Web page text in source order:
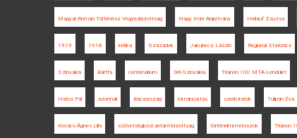
Magyar-Román Történész Vegyesbizottság Nagy Imre Alapítvány Heilauf Zsuzsa
1919 1918 kritika Századok Jakubecz László Regional Statistics
Szlovákia Bártfa centenárium Dél-Szlovákia Trianon 100 MTA-Lendület
Hatos Pál azonnali Bácsország románosítás szerb iratok Tulipán Éva
Kovács Ágnes Lilla szövetségközi antant-bizottság történelmi mítoszok Trianon